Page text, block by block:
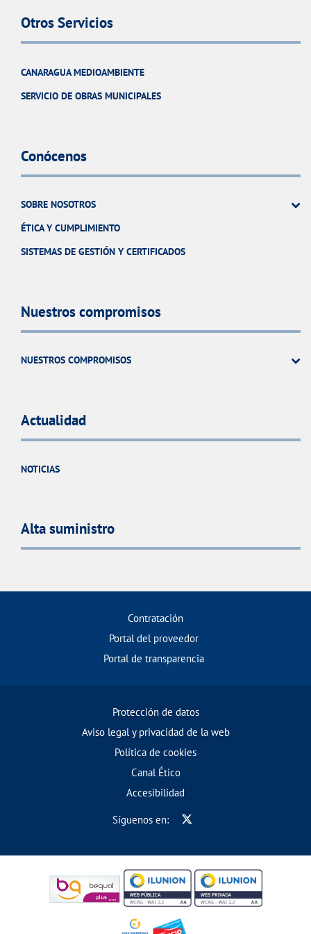
Otros Servicios
CANARAGUA MEDIOAMBIENTE
SERVICIO DE OBRAS MUNICIPALES
Conócenos
SOBRE NOSOTROS
ÉTICA Y CUMPLIMIENTO
SISTEMAS DE GESTIÓN Y CERTIFICADOS
Nuestros compromisos
NUESTROS COMPROMISOS
Actualidad
NOTICIAS
Alta suministro
Contratación
Portal del proveedor
Portal de transparencia
Protección de datos
Aviso legal y privacidad de la web
Política de cookies
Canal Ético
Accesibilidad
Síguenos en: